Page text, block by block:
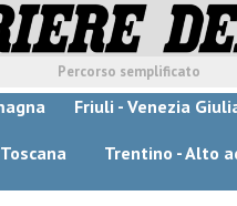
Percorso semplificato
Friuli - Venezia
Toscana Trentino - Alto